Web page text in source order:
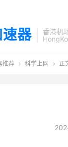
器
香港机
推荐  科学上网  正